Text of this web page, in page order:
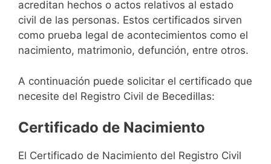
acreditan hechos o actos relativos al estado
civil de las personas. Estos certificados sirven
como prueba legal de acontecimientos como el
nacimiento, matrimonio, defunción, entre otros.
A continuación puede solicitar el certificado que
necesite del Registro Civil de Becedillas:
Certificado de Nacimiento
El Certificado de Nacimiento del Registro Civil